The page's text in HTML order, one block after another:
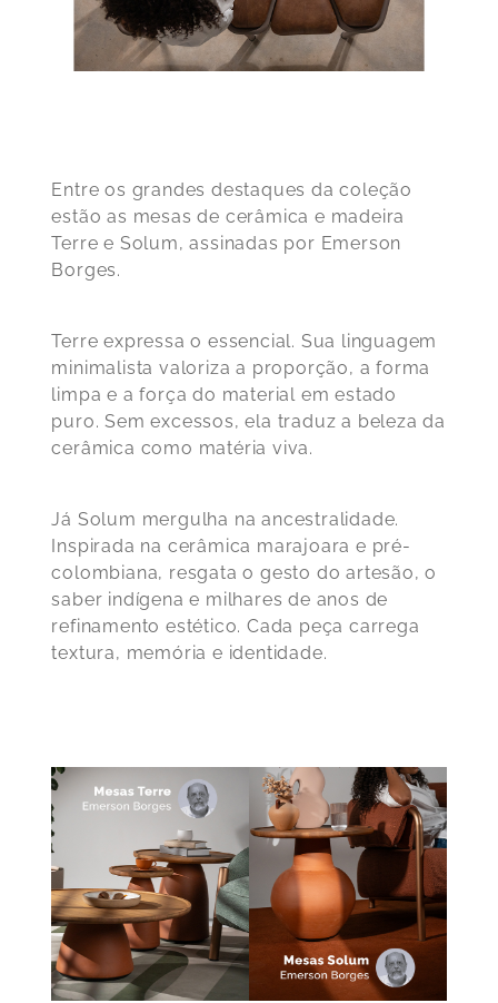
Entre os grandes destaques da coleção
estão as mesas de cerâmica e madeira
Terre e Solum, assinadas por Emerson
Borges.
Terre expressa o essencial. Sua linguagem
minimalista valoriza a proporção, a forma
limpa e a força do material em estado
puro. Sem excessos, ela traduz a beleza da
cerâmica como matéria viva.
Já Solum mergulha na ancestralidade.
Inspirada na cerâmica marajoara e pré-
colombiana, resgata o gesto do artesão, o
saber indígena e milhares de anos de
refinamento estético. Cada peça carrega
textura, memória e identidade.